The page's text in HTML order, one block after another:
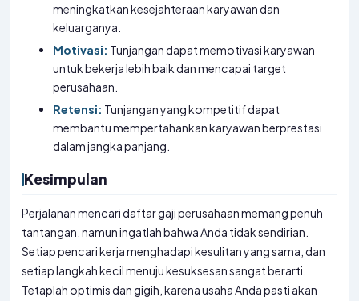
meningkatkan kesejahteraan karyawan dan
keluarganya.
Motivasi: Tunjangan dapat memotivasi karyawan
untuk bekerja lebih baik dan mencapai target
perusahaan.
Retensi: Tunjangan yang kompetitif dapat
membantu mempertahankan karyawan berprestasi
dalam jangka panjang.
Kesimpulan
Perjalanan mencari daftar gaji perusahaan memang penuh
tantangan, namun ingatlah bahwa Anda tidak sendirian.
Setiap pencari kerja menghadapi kesulitan yang sama, dan
setiap langkah kecil menuju kesuksesan sangat berarti.
Tetaplah optimis dan gigih, karena usaha Anda pasti akan